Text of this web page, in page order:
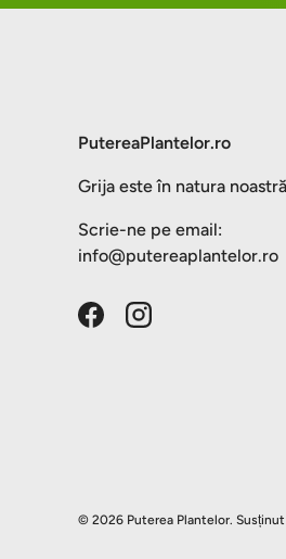
PutereaPlantelor.ro
Grija este în natura
Scrie-ne pe email:
info@putereaplantelor.ro
FacebookInstagram
© 2026 Puterea Plantelor.